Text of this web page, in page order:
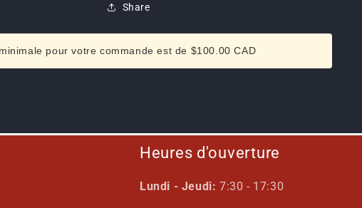
Share
pour votre commande est de $100.00 CAD
Heures d'ouverture
Lundi - Jeudi: 7:30 - 17:30